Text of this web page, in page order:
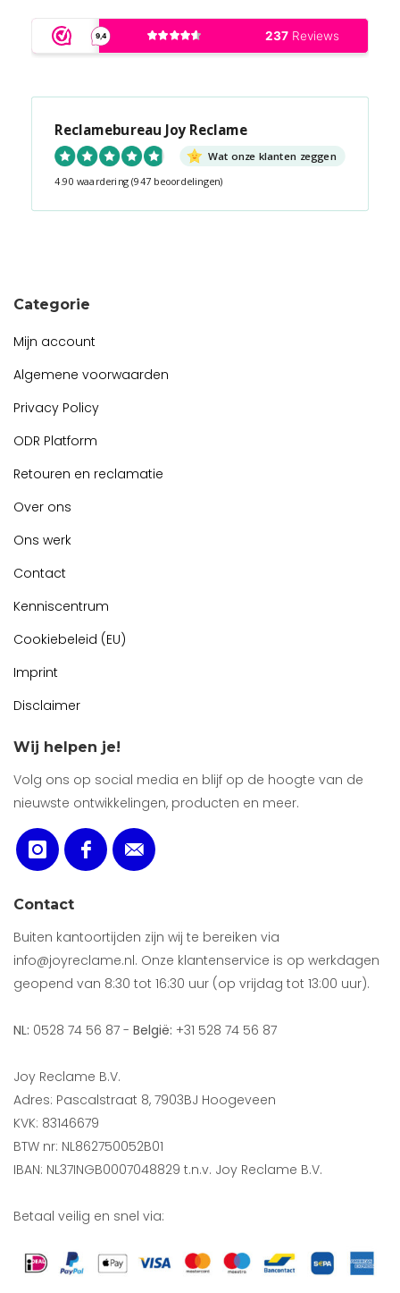
Reclamebureau Joy Reclame
Wat onze klanten zeggen
4.90 waardering (947 beoordelingen)
Categorie
Mijn account
Algemene voorwaarden
Privacy Policy
ODR Platform
Retouren en reclamatie
Over ons
Ons werk
Contact
Kenniscentrum
Cookiebeleid (EU)
Imprint
Disclaimer
Wij helpen je!
Volg ons op social media en blijf op de hoogte van de
nieuwste ontwikkelingen, producten en meer.
Contact
Buiten kantoortijden zijn wij te bereiken via
info@joyreclame.nl. Onze klantenservice is op werkdagen
geopend van 8:30 tot 16:30 uur (op vrijdag tot 13:00 uur).
NL: 0528 74 56 87 - België: +31 528 74 56 87
Joy Reclame B.V.
Adres: Pascalstraat 8, 7903BJ Hoogeveen
KVK: 83146679
BTW nr: NL862750052B01
IBAN: NL37INGB0007048829 t.n.v. Joy Reclame B.V.
Betaal veilig en snel via: